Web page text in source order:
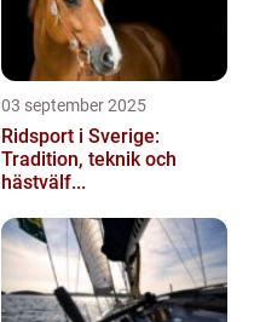
03 september 2025
Ridsport i Sverige:
Tradition, teknik och
hästvälf...